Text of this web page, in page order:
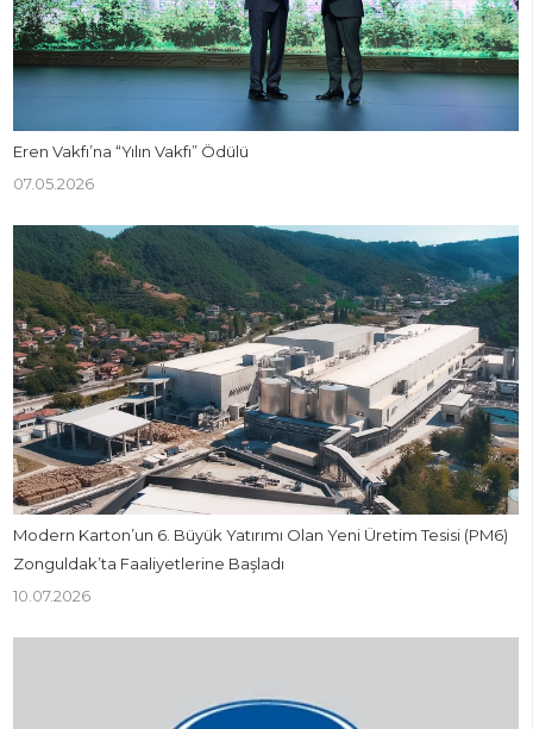
Eren Vakfı’na “Yılın Vakfı” Ödülü
07.05.2026
Modern Karton’un 6. Büyük Yatırımı Olan Yeni Üretim Tesisi (PM6)
Zonguldak’ta Faaliyetlerine Başladı
10.07.2026